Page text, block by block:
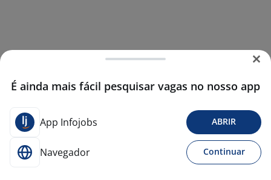
É ainda mais fácil pesquisar vagas no nosso app
App Infojobs ABRIR
Navegador Continuar